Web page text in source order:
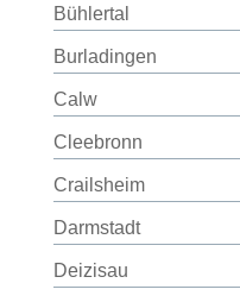
Bühlertal
Burladingen
Calw
Cleebronn
Crailsheim
Darmstadt
Deizisau